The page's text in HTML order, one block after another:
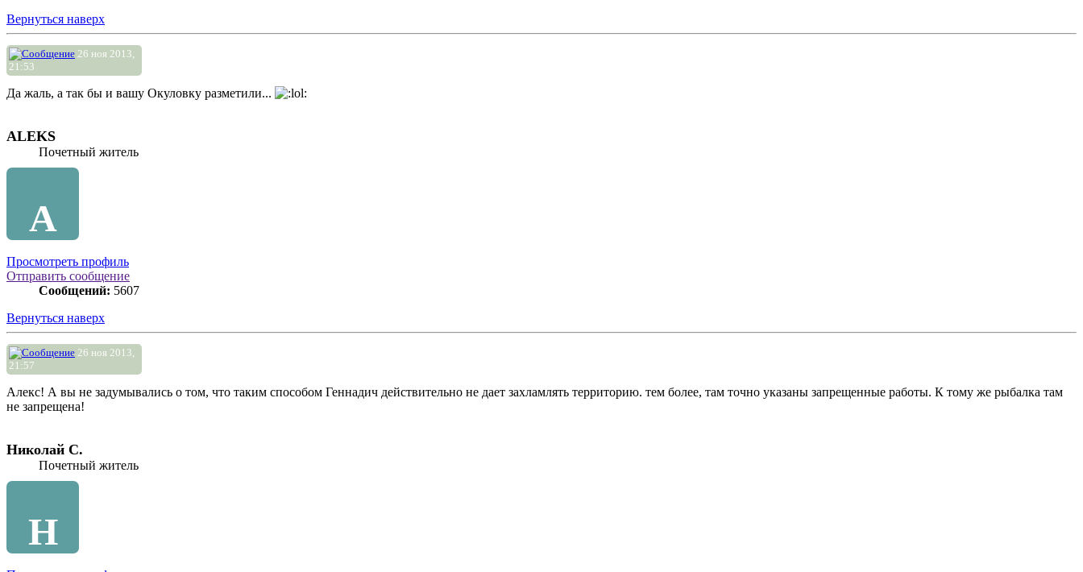
Вернуться наверх
26 ноя 2013,
21:53
Да жаль, а так бы и вашу Окуловку разметили...
ALEKS
Почетный житель
A
Просмотреть профиль
Отправить сообщение
Сообщений: 5607
Вернуться наверх
26 ноя 2013,
21:57
Алекс! А вы не задумывались о том, что таким способом Геннадич действительно не дает захламлять территорию. тем более, там точно указаны запрещенные работы. К тому же рыбалка там
не запрещена!
Николай С.
Почетный житель
Н